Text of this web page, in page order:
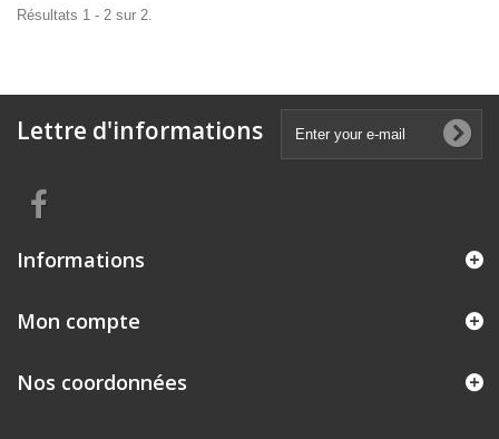
Résultats 1 - 2 sur 2.
Lettre d'informations
Informations
Mon compte
Nos coordonnées